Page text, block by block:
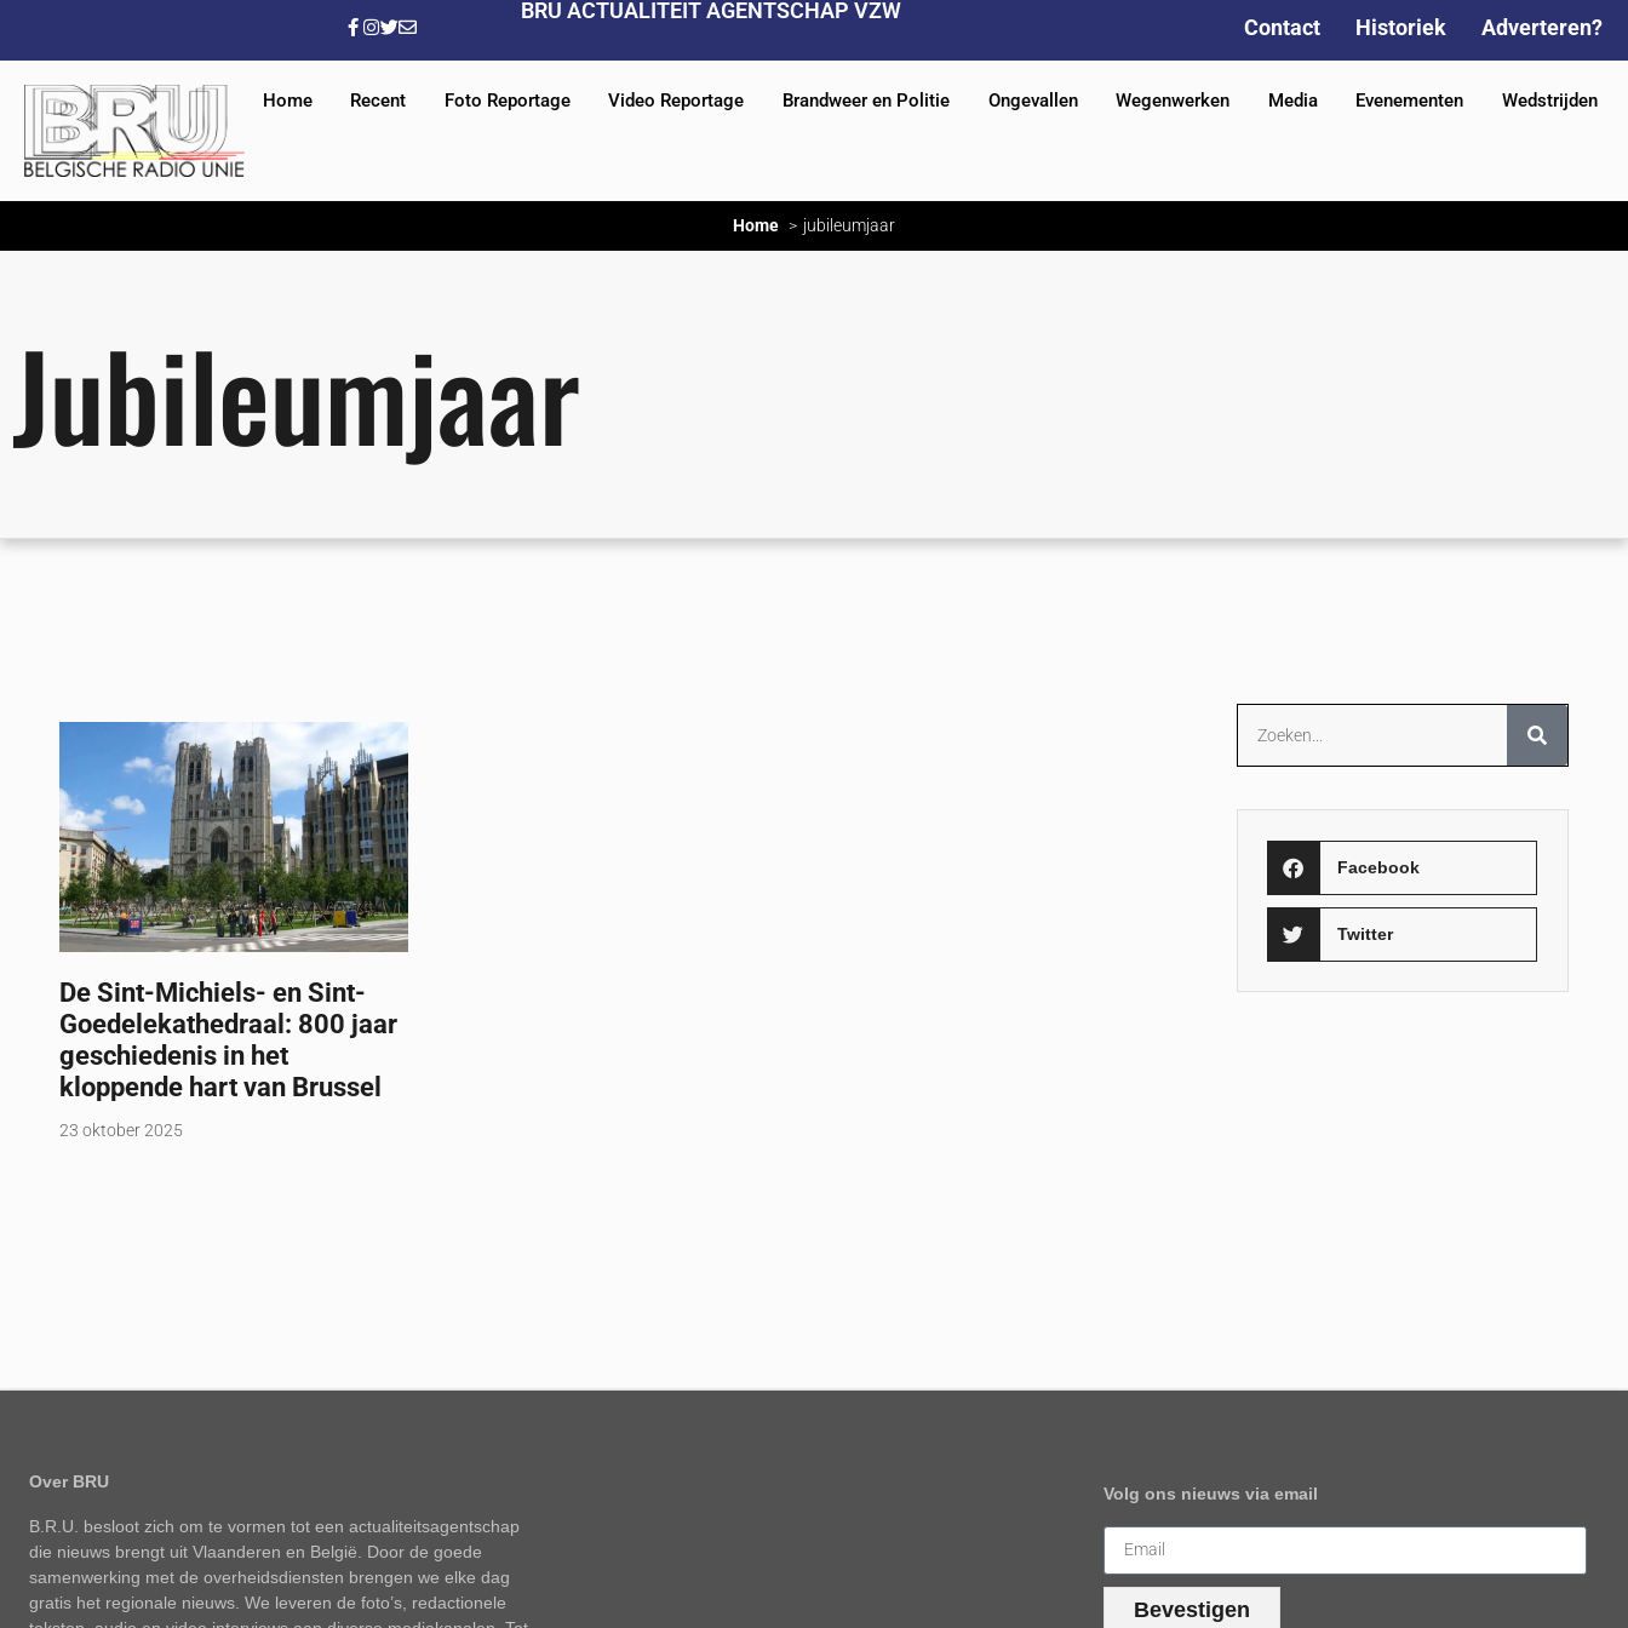
BRU ACTUALITEIT AGENTSCHAP VZW
Contact Historiek Adverteren?
Home Recent Foto Reportage Video Reportage Brandweer en Politie Ongevallen Wegenwerken Media Evenementen Wedstrijden
Home jubileumjaar
Jubileumjaar
De Sint-Michiels- en Sint-
Goedelekathedraal: 800 jaar
geschiedenis in het
kloppende hart van Brussel
23 oktober 2025
Facebook
Twitter
Over BRU
B.R.U. besloot zich om te vormen tot een actualiteitsagentschap
die nieuws brengt uit Vlaanderen en België. Door de goede
samenwerking met de overheidsdiensten brengen we elke dag
gratis het regionale nieuws. We leveren de foto’s, redactionele
Volg ons nieuws via email
Bevestigen